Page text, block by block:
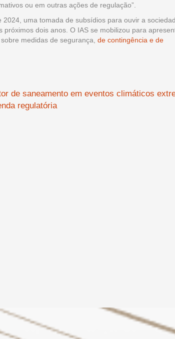
ou em outras ações de regulação”.
uma tomada de subsídios para ouvir a
dois anos. O IAS se mobilizou para
medidas de segurança, de contingência e de
de saneamento em eventos climáticos
regulatória